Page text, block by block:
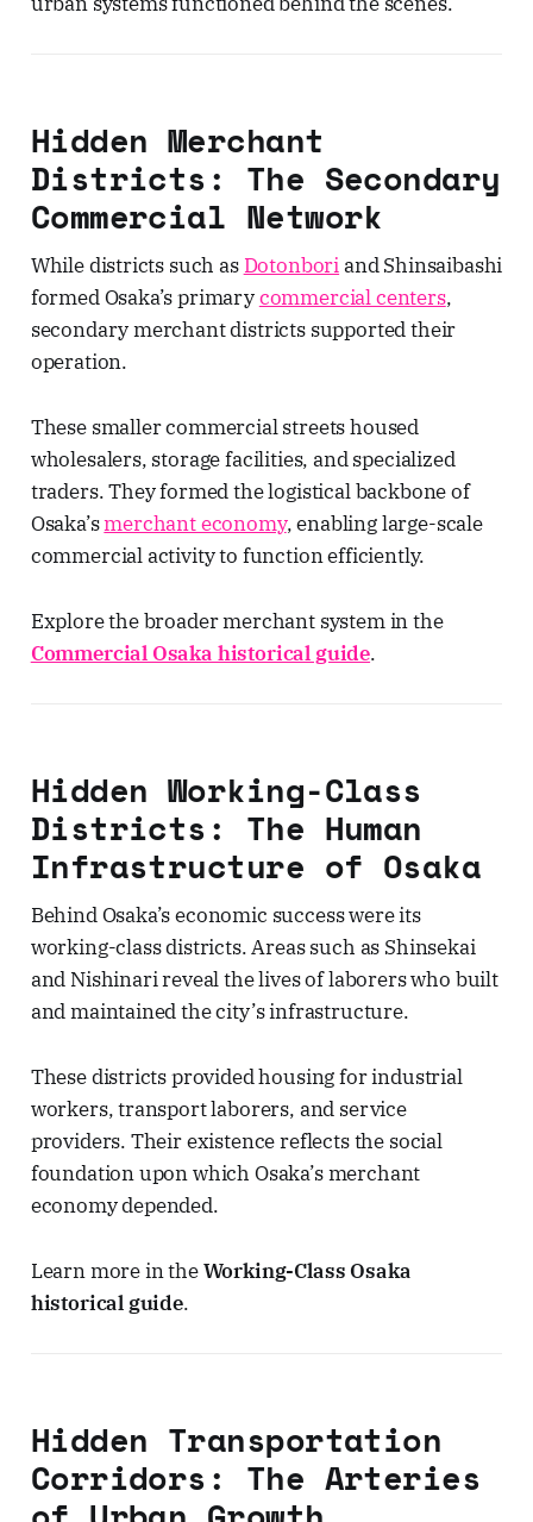
Hidden Merchant
Districts: The Secondary
Commercial Network
While districts such as Dotonboriand Shinsaibashi
formed Osaka’s primarycommercial centers,
secondary merchant districts supported their
operation.
These smaller commercial streets housed
wholesalers, storage facilities, and specialized
traders. They formed the logistical backbone of
Osaka’smerchant economy, enabling large-scale
commercial activity to function efficiently.
Explore the broader merchant system in the
Commercial Osaka historical guide.
Hidden Working-Class
Districts: The Human
Infrastructure of Osaka
Behind Osaka’s economic success were its
working-class districts. Areas such as Shinsekai
and Nishinari reveal the lives of laborers who built
and maintained the city’s infrastructure.
These districts provided housing for industrial
workers, transport laborers, and service
providers. Their existence reflects the social
foundation upon which Osaka’s merchant
economy depended.
Learn more in theWorking-Class Osaka
historical guide.
Hidden Transportation
Corridors: The Arteries